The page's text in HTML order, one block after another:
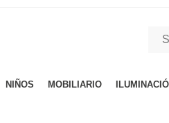
NIÑOS MOBILIARIO